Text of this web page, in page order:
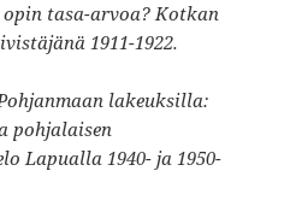
tasa-arvoa? Kotkan
1911-1922.
lakeuksilla:
pohjalaisen
Lapualla 1940- ja 1950-